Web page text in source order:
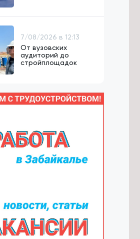
7/08/2026 в 12:13
От вузовских
аудиторий до
стройплощадок